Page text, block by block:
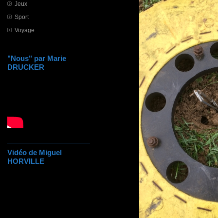
Jeux
Sport
Voyage
"Nous" par Marie
DRUCKER
Vidéo de Miguel
HORVILLE